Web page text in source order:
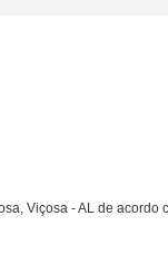
Viçosa - AL de acordo